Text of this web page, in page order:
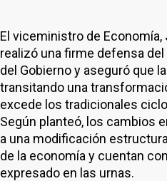
El viceministro de Economía,
realizó una firme defensa
del Gobierno y aseguró que
transitando una
excede los tradicionales
Según planteó, los cambios
a una modificación
de la economía y cuentan
expresado en las urnas.